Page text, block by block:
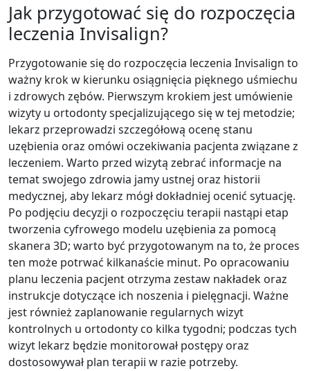
Jak przygotować się do rozpoczęcia
leczenia Invisalign?
Przygotowanie się do rozpoczęcia leczenia Invisalign to
ważny krok w kierunku osiągnięcia pięknego uśmiechu
i zdrowych zębów. Pierwszym krokiem jest umówienie
wizyty u ortodonty specjalizującego się w tej metodzie;
lekarz przeprowadzi szczegółową ocenę stanu
uzębienia oraz omówi oczekiwania pacjenta związane z
leczeniem. Warto przed wizytą zebrać informacje na
temat swojego zdrowia jamy ustnej oraz historii
medycznej, aby lekarz mógł dokładniej ocenić sytuację.
Po podjęciu decyzji o rozpoczęciu terapii nastąpi etap
tworzenia cyfrowego modelu uzębienia za pomocą
skanera 3D; warto być przygotowanym na to, że proces
ten może potrwać kilkanaście minut. Po opracowaniu
planu leczenia pacjent otrzyma zestaw nakładek oraz
instrukcje dotyczące ich noszenia i pielęgnacji. Ważne
jest również zaplanowanie regularnych wizyt
kontrolnych u ortodonty co kilka tygodni; podczas tych
wizyt lekarz będzie monitorował postępy oraz
dostosowywał plan terapii w razie potrzeby.